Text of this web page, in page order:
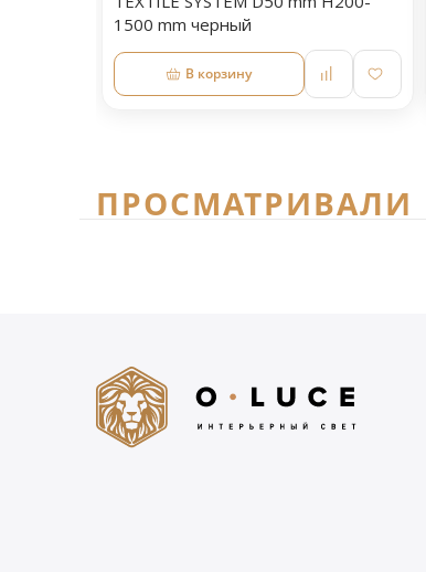
1500 mm черный
В корзину
ПРОСМАТРИВАЛИ